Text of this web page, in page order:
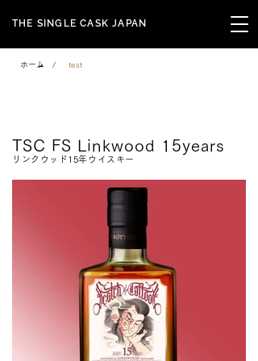
THE SINGLE CASK JAPAN
ホーム / test
TSC FS Linkwood 15years
リンクウッド15年ウイスキー